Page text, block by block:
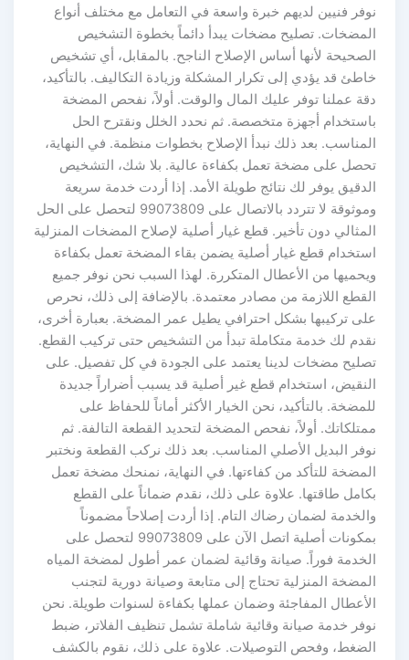
نوفر فنيين لديهم خبرة واسعة في التعامل مع مختلف أنواع
المضخات. تصليح مضخات يبدأ دائماً بخطوة التشخيص
الصحيحة لأنها أساس الإصلاح الناجح. بالمقابل، أي تشخيص
خاطئ قد يؤدي إلى تكرار المشكلة وزيادة التكاليف. بالتأكيد،
دقة عملنا توفر عليك المال والوقت. أولاً، نفحص المضخة
باستخدام أجهزة متخصصة. ثم نحدد الخلل ونقترح الحل
المناسب. بعد ذلك نبدأ الإصلاح بخطوات منظمة. في النهاية،
تحصل على مضخة تعمل بكفاءة عالية. بلا شك، التشخيص
الدقيق يوفر لك نتائج طويلة الأمد. إذا أردت خدمة سريعة
وموثوقة لا تتردد بالاتصال على 99073809 لتحصل على الحل
المثالي دون تأخير. قطع غيار أصلية لإصلاح المضخات المنزلية
استخدام قطع غيار أصلية يضمن بقاء المضخة تعمل بكفاءة
ويحميها من الأعطال المتكررة. لهذا السبب نحن نوفر جميع
القطع اللازمة من مصادر معتمدة. بالإضافة إلى ذلك، نحرص
على تركيبها بشكل احترافي يطيل عمر المضخة. بعبارة أخرى،
نقدم لك خدمة متكاملة تبدأ من التشخيص حتى تركيب القطع.
تصليح مضخات لدينا يعتمد على الجودة في كل تفصيل. على
النقيض، استخدام قطع غير أصلية قد يسبب أضراراً جديدة
للمضخة. بالتأكيد، نحن الخيار الأكثر أماناً للحفاظ على
ممتلكاتك. أولاً، نفحص المضخة لتحديد القطعة التالفة. ثم
نوفر البديل الأصلي المناسب. بعد ذلك نركب القطعة ونختبر
المضخة للتأكد من كفاءتها. في النهاية، نمنحك مضخة تعمل
بكامل طاقتها. علاوة على ذلك، نقدم ضماناً على القطع
والخدمة لضمان رضاك التام. إذا أردت إصلاحاً مضموناً
بمكونات أصلية اتصل الآن على 99073809 لتحصل على
الخدمة فوراً. صيانة وقائية لضمان عمر أطول لمضخة المياه
المضخة المنزلية تحتاج إلى متابعة وصيانة دورية لتجنب
الأعطال المفاجئة وضمان عملها بكفاءة لسنوات طويلة. نحن
نوفر خدمة صيانة وقائية شاملة تشمل تنظيف الفلاتر، ضبط
الضغط، وفحص التوصيلات. علاوة على ذلك، نقوم بالكشف